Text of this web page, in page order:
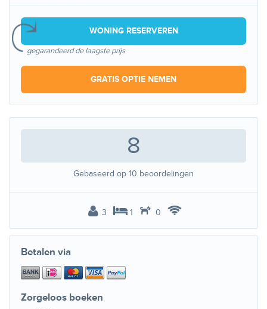
WONING RESERVEREN
gegarandeerd de laagste prijs
GRATIS OPTIE NEMEN
8
Gebaseerd op 10 beoordelingen
3 1 0
Betalen via
Zorgeloos boeken